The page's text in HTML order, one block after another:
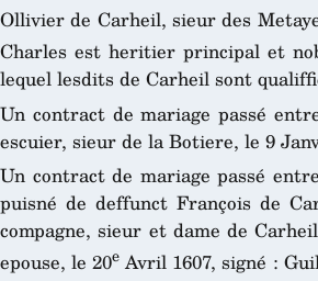
Ollivier de Carheil, sieur des
Charles est heritier principal et
lequel lesdits de Carheil sont
Un contract de mariage passé
escuier, sieur de la Botiere, le 9
Un contract de mariage passé
puisné de deffunct François de
compagne, sieur et dame de
epouse, le 20eAvril 1607, signé :